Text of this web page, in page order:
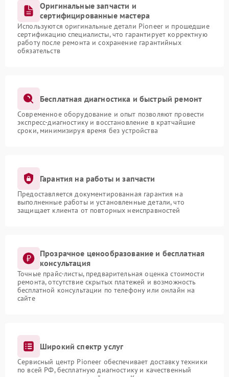
Оригинальные запчасти и
сертифицированные мастера
Используются оригинальные детали Pioneer и прошедшие
сертификацию специалисты, что гарантирует корректную
работу после ремонта и сохранение гарантийных
обязательств
Бесплатная диагностика и быстрый ремонт
Современное оборудование и опыт позволяют провести
экспресс-диагностику и восстановление в кратчайшие
сроки, минимизируя время без устройства
Гарантия на работы и запчасти
Предоставляется документированная гарантия на
выполненные работы и установленные детали, что
защищает клиента от повторных неисправностей
Прозрачное ценообразование и бесплатная
консультация
Точные прайс-листы, предварительная оценка стоимости
ремонта, отсутствие скрытых платежей и возможность
бесплатной консультации по телефону или онлайн на
сайте
Широкий спектр услуг
Сервисный центр Pioneer обеспечивает доставку техники
по всей РФ, бесплатную диагностику и качественный